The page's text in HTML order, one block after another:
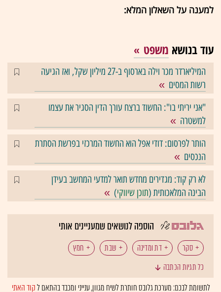
למענה על השאלון המלא:
עוד בנושא משפט
המיליארדר מכר וילה בארסוף ב-27 מיליון שקל, ואז הגיעה
רשות המסים
"אני יריתי בו": החשוד ברצח עורך הדין הסגיר את עצמו
למשטרה
הותר לפרסום: דודי אפל הוא החשוד המרכזי בפרשת הסתרת
הנכסים
לא רק קוד: מגדירים מחדש תואר למדעי המחשב בעידן
הבינה המלאכותית (תוכן שיווקי)
הוספה לנושאים שמעניינים אותי
סקר דת ומדינה שבת חמץ
נישואים אזרחיים
כל תגיות הכתבה
לתשומת לבכם: מערכת גלובס חותרת לשיח מגוון, ענייני ומכבד בהתאם לקוד האתי